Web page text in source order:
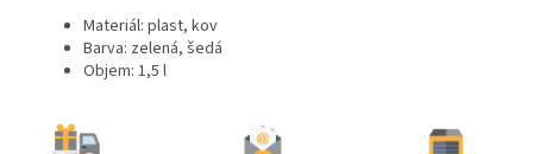
Materiál: plast, kov
Barva: zelená, šedá
Objem: 1,5 l